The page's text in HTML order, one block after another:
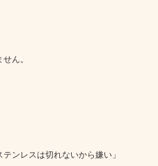
ん。
ンレスは切れないから嫌い」